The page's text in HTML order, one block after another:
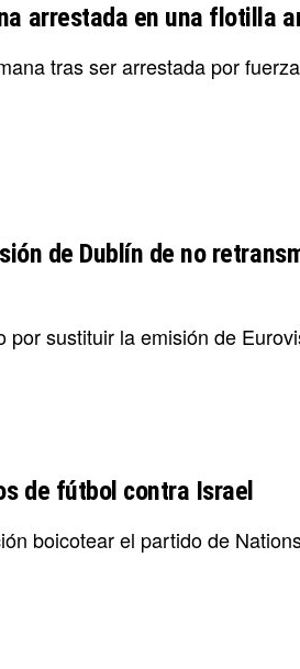
arrestada en una flotilla
tras ser arrestada por
de Dublín de no
sustituir la emisión de
de fútbol contra Israel
boicotear el partido de